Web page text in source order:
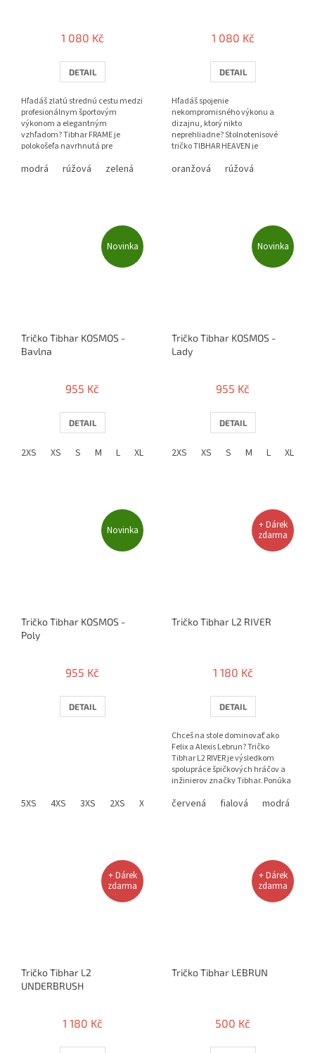
1 080 Kč
DETAIL
Hľadáš zlatú strednú cestu medzi
profesionálnym športovým
výkonom a elegantným
vzhľadom? Tibhar FRAME je
polokošeľa navrhnutá pre
voľnosť pohybu...
modrá rúžová zelená
1 080 Kč
DETAIL
Hľadáš spojenie
nekompromisného výkonu a
dizajnu, ktorý nikto
neprehliadne? Stolnotenisové
tričko TIBHAR HEAVEN je
na turnajoch nielen...
oranžová rúžová
Novinka
Tričko Tibhar KOSMOS -
Bavlna
955 Kč
DETAIL
2XS XS S M L XL 3XL 4XL 5XL čierna /
Novinka
Tričko Tibhar KOSMOS -
Lady
955 Kč
DETAIL
2XS XS S M L XL
Novinka
Tričko Tibhar KOSMOS -
Poly
955 Kč
DETAIL
5XS 4XS 3XS 2XS XS M L XL 2XL 3XL
+ Dárek
zdarma
Tričko Tibhar L2 RIVER
1 180 Kč
DETAIL
Chceš na stole dominovať ako
Felix a Alexis Lebrun? Tričko
Tibhar L2 RIVER je výsledkom
spolupráce špičkových hráčov a
inžinierov značky Tibhar. Ponúka
červená fialová modrá
+ Dárek
zdarma
Tričko Tibhar L2
UNDERBRUSH
1 180 Kč
+ Dárek
zdarma
Tričko Tibhar LEBRUN
500 Kč